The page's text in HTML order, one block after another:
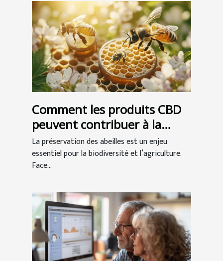
Comment les produits CBD
peuvent contribuer à la
préservation des abeilles ?
La préservation des abeilles est un enjeu
essentiel pour la biodiversité et l’agriculture.
Face...